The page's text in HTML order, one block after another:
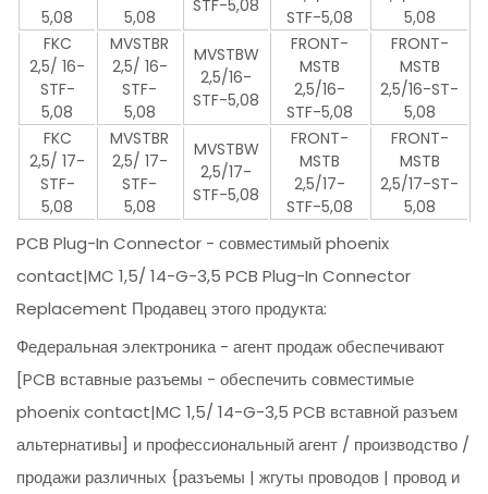
5,08
5,08
STF-5,08
STF-5,08
5,08
FKC
2,5/ 16-
STF-
5,08
MVSTBR
2,5/ 16-
STF-
5,08
MVSTBW
2,5/16-
STF-5,08
FRONT-
MSTB
2,5/16-
STF-5,08
FRONT-
MSTB
2,5/16-ST-
5,08
FKC
2,5/ 17-
STF-
5,08
MVSTBR
2,5/ 17-
STF-
5,08
MVSTBW
2,5/17-
STF-5,08
FRONT-
MSTB
2,5/17-
STF-5,08
FRONT-
MSTB
2,5/17-ST-
5,08
PCB Plug-In Connector - совместимый phoenix
contact|MC 1,5/ 14-G-3,5 PCB Plug-In Connector
Replacement Продавец этого продукта:
Федеральная электроника - агент продаж обеспечивают
[PCB вставные разъемы - обеспечить совместимые
phoenix contact|MC 1,5/ 14-G-3,5 PCB вставной разъем
альтернативы] и профессиональный агент / производство /
продажи различных {разъемы | жгуты проводов | провод и